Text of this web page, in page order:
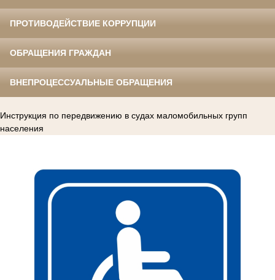
ПРОТИВОДЕЙСТВИЕ КОРРУПЦИИ
ОБРАЩЕНИЯ ГРАЖДАН
ВНЕПРОЦЕССУАЛЬНЫЕ ОБРАЩЕНИЯ
Инструкция по передвижению в судах маломобильных групп
населения